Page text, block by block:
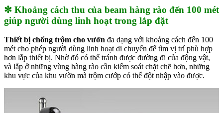
✼ Khoảng cách thu của beam hàng rào đến 100 mét
giúp người dùng linh hoạt trong lắp đặt
Thiết bị chống trộm cho vườn đa dạng với khoảng cách đến 100
mét cho phép người dùng linh hoạt di chuyển để tìm vị trí phù hợp
hơn lắp thiết bị. Nhờ đó có thể tránh được đường đi của động vật,
và lắp ở những vùng hàng rào cần kiểm soát chặt chẽ hơn, những
khu vực của khu vườn mà trộm cướp có thể đột nhập vào được.